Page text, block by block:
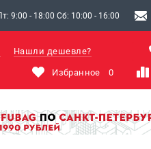
9:00 - 18:00 Сб: 10:00 - 16:00
Нашли дешевле?
Избранное 0